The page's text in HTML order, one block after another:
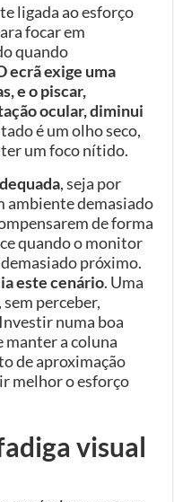
ligada ao esforço
focar em
quando
ecrã exige uma
e o piscar,
ocular, diminui
é um olho seco,
um foco nítido.
, seja por
ambiente demasiado
de forma
quando o monitor
próximo.
este cenário. Uma
perceber,
numa boa
manter a coluna
de aproximação
melhor o esforço
visual